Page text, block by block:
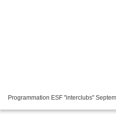
Programmation ESF "interclubs"